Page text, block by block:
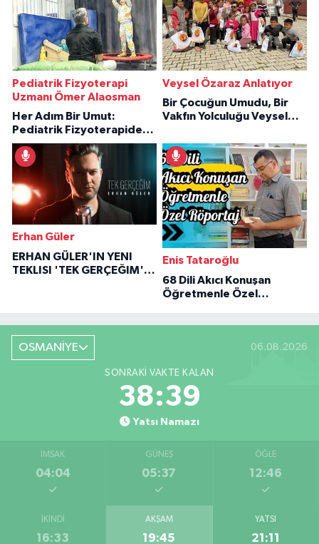
Pediatrik Fizyoterapi
Uzmanı Ömer Alaosman
Her Adım Bir Umut:
Pediatrik Fizyoterapiden
İlham Veren Hikâyeler
Veysel Özaraz Anlatıyor
Bir Çocuğun Umudu, Bir
Vakfın Yolculuğu Veysel
Erhan Güler
ERHAN GÜLER'IN YENI
TEKLISI 'TEK GERÇEĞIM'LE
Enis Tataroğlu
68 Dili Akıcı Konuşan
Öğretmenle Özel
OSMANİYE 06.08.2026
SONRAKI VAKTE KALAN
38:39
Yatsı Namazı
İMSAK
04:04
GÜNEŞ
05:37
ÖĞLE
12:46
İKINDI
16:33
AKŞAM
19:45
YATSI
21:11